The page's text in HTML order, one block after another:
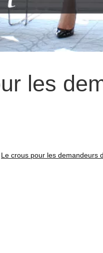
les
Le crous pour les demandeurs